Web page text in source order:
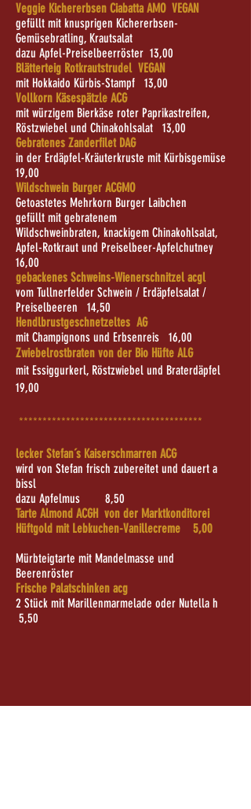
Veggie Kichererbsen Ciabatta AMO VEGAN
gefüllt mit knusprigen Kichererbsen-
Gemüsebratling, Krautsalat
dazu Apfel-Preiselbeerröster 13,00
Blätterteig Rotkrautstrudel VEGAN
mit Hokkaido Kürbis-Stampf 13,00
Vollkorn Käsespätzle ACG
mit würzigem Bierkäse roter Paprikastreifen,
Röstzwiebel und Chinakohlsalat 13,00
Gebratenes Zanderfilet DAG
in der Erdäpfel-Kräuterkruste mit Kürbisgemüse
19,00
Wildschwein Burger ACGMO
Getoastetes Mehrkorn Burger Laibchen
gefüllt mit gebratenem
Wildschweinbraten, knackigem Chinakohlsalat,
Apfel-Rotkraut und Preiselbeer-Apfelchutney
16,00
gebackenes Schweins-Wienerschnitzel acgl
vom Tullnerfelder Schwein / Erdäpfelsalat /
Preiselbeeren 14,50
Hendlbrustgeschnetzeltes AG
mit Champignons und Erbsenreis 16,00
Zwiebelrostbraten von der Bio Hüfte ALG
mit Essiggurkerl, Röstzwiebel und Braterdäpfel
19,00
***************************************
lecker Stefan´s Kaiserschmarren ACG
wird von Stefan frisch zubereitet und dauert a
bissl
dazu Apfelmus 8,50
Tarte Almond ACGH von der Marktkonditorei
Hüftgold mit Lebkuchen-Vanillecreme 5,00
Mürbteigtarte mit Mandelmasse und
Beerenröster
Frische Palatschinken acg
2 Stück mit Marillenmarmelade oder Nutella h
5,50